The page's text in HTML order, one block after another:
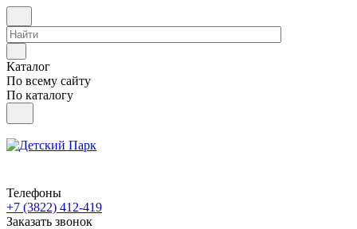
Каталог
По всему сайту
По каталогу
Телефоны
+7 (3822) 412-419
Заказать звонок